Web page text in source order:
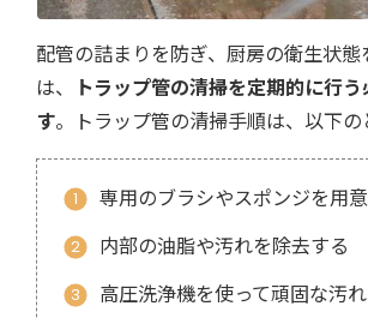
配管の詰まりを防ぎ、厨房の衛生状態
は、
トラップ管の清掃を定期的に行
す。トラップ管の清掃手順は、以下の
専用のブラシやスポンジを用
内部の油脂や汚れを除去する
高圧洗浄機を使って頑固な汚